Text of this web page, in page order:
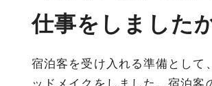
仕事をしました
宿泊客を受け入れる準備として
ッドメイクをしました。宿泊客